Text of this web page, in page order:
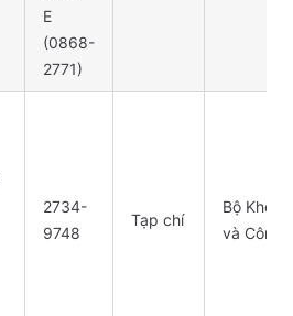
E
(0868-
2771)
2734-
9748
Tạp chí
Bộ Khoa
và Công